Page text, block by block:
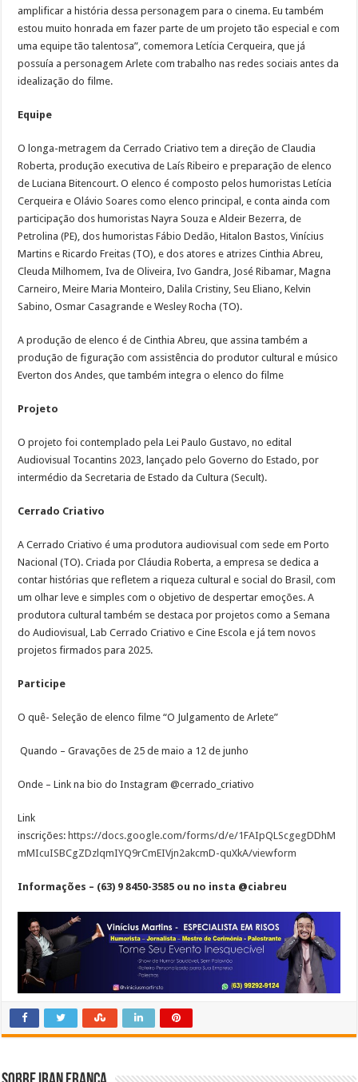
amplificar a história dessa personagem para o cinema. Eu também
estou muito honrada em fazer parte de um projeto tão especial e com
uma equipe tão talentosa”, comemora Letícia Cerqueira, que já
possuía a personagem Arlete com trabalho nas redes sociais antes da
idealização do filme.
Equipe
O longa-metragem da Cerrado Criativo tem a direção de Claudia
Roberta, produção executiva de Laís Ribeiro e preparação de elenco
de Luciana Bitencourt. O elenco é composto pelos humoristas Letícia
Cerqueira e Olávio Soares como elenco principal, e conta ainda com
participação dos humoristas Nayra Souza e Aldeir Bezerra, de
Petrolina (PE), dos humoristas Fábio Dedão, Hitalon Bastos, Vinícius
Martins e Ricardo Freitas (TO), e dos atores e atrizes Cinthia Abreu,
Cleuda Milhomem, Iva de Oliveira, Ivo Gandra, José Ribamar, Magna
Carneiro, Meire Maria Monteiro, Dalila Cristiny, Seu Eliano, Kelvin
Sabino, Osmar Casagrande e Wesley Rocha (TO).
A produção de elenco é de Cinthia Abreu, que assina também a
produção de figuração com assistência do produtor cultural e músico
Everton dos Andes, que também integra o elenco do filme
Projeto
O projeto foi contemplado pela Lei Paulo Gustavo, no edital
Audiovisual Tocantins 2023, lançado pelo Governo do Estado, por
intermédio da Secretaria de Estado da Cultura (Secult).
Cerrado Criativo
A Cerrado Criativo é uma produtora audiovisual com sede em Porto
Nacional (TO). Criada por Cláudia Roberta, a empresa se dedica a
contar histórias que refletem a riqueza cultural e social do Brasil, com
um olhar leve e simples com o objetivo de despertar emoções. A
produtora cultural também se destaca por projetos como a Semana
do Audiovisual, Lab Cerrado Criativo e Cine Escola e já tem novos
projetos firmados para 2025.
Participe
O quê- Seleção de elenco filme “O Julgamento de Arlete”
Quando – Gravações de 25 de maio a 12 de junho
Onde – Link na bio do Instagram @cerrado_criativo
Link
inscrições: https://docs.google.com/forms/d/e/1FAIpQLScgegDDhM
mMIcuISBCgZDzlqmIYQ9rCmEIVjn2akcmD-quXkA/viewform
Informações – (63) 9 8450-3585 ou no insta @ciabreu